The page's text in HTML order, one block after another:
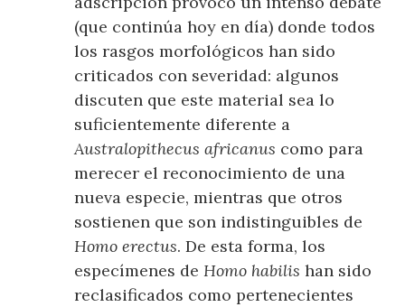
(que continúa hoy en día) donde todos
los rasgos morfológicos han sido
criticados con severidad: algunos
discuten que este material sea lo
suficientemente diferente a
Australopithecus africanus como para
merecer el reconocimiento de una
nueva especie, mientras que otros
sostienen que son indistinguibles de
Homo erectus. De esta forma, los
especímenes deHomo habilis han sido
reclasificados como pertenecientes